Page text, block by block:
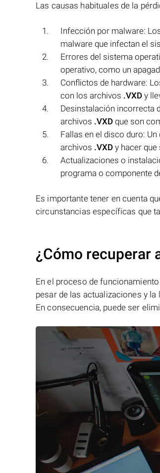
Las causas habituales de la
Infección por malware:
malware que infectan el
Errores del sistema
operativo, como un
Conflictos de hardware:
con los archivos .VXD y
Desinstalación incorrecta
archivos .VXD que son
Fallas en el disco duro:
archivos .VXD y hacer que
Actualizaciones o
programa o componente
Es importante tener en cuenta
circunstancias específicas que
¿Cómo recuperar
En el proceso de
pesar de las actualizaciones y
En consecuencia, puede ser